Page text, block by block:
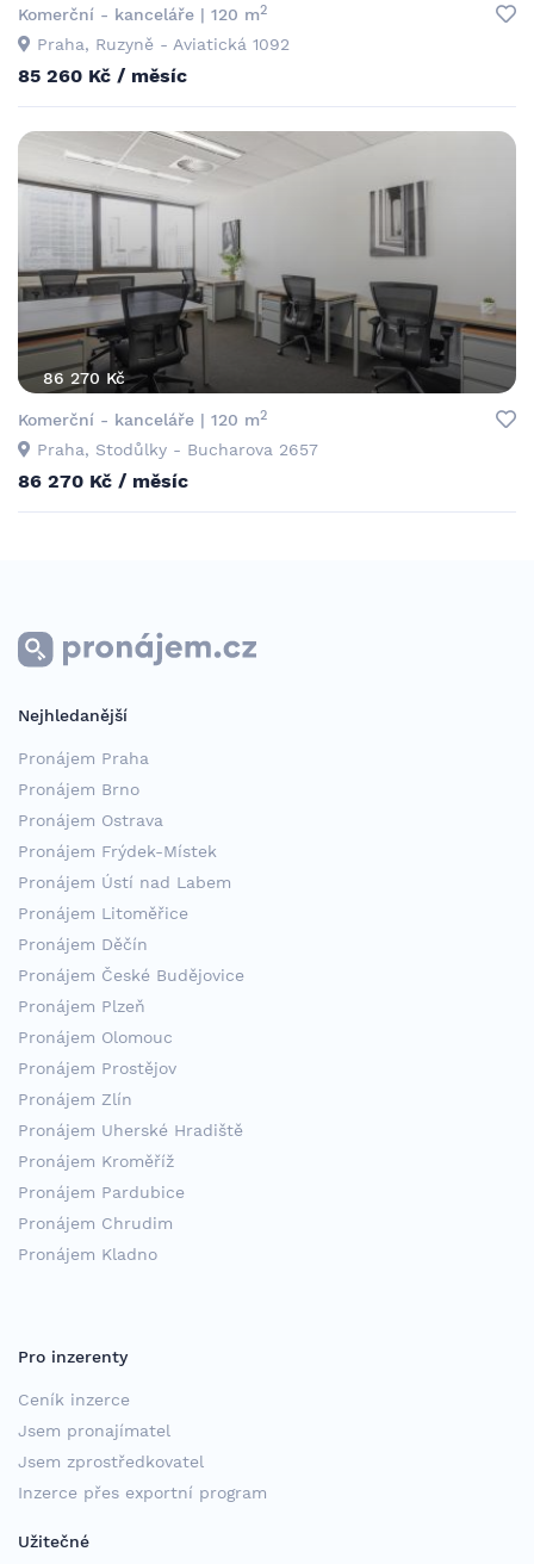
Komerční - kanceláře | 120 m2
Praha, Ruzyně - Aviatická 1092
85 260 Kč / měsíc
86 270 Kč
Komerční - kanceláře | 120 m2
Praha, Stodůlky - Bucharova 2657
86 270 Kč / měsíc
Nejhledanější
Pronájem Praha
Pronájem Brno
Pronájem Ostrava
Pronájem Frýdek-Místek
Pronájem Ústí nad Labem
Pronájem Litoměřice
Pronájem Děčín
Pronájem České Budějovice
Pronájem Plzeň
Pronájem Olomouc
Pronájem Prostějov
Pronájem Zlín
Pronájem Uherské Hradiště
Pronájem Kroměříž
Pronájem Pardubice
Pronájem Chrudim
Pronájem Kladno
Pro inzerenty
Ceník inzerce
Jsem pronajímatel
Jsem zprostředkovatel
Inzerce přes exportní program
Užitečné